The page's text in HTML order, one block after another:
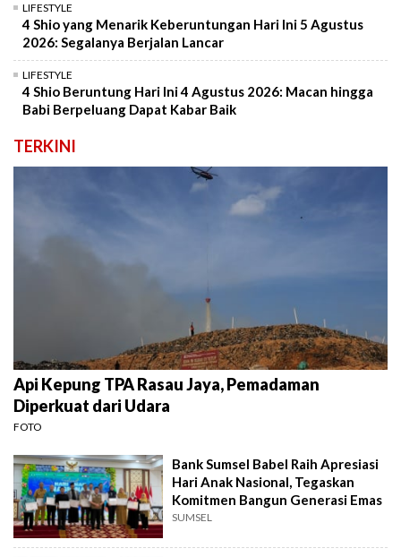
LIFESTYLE
4 Shio yang Menarik Keberuntungan Hari Ini 5 Agustus
2026: Segalanya Berjalan Lancar
LIFESTYLE
4 Shio Beruntung Hari Ini 4 Agustus 2026: Macan hingga
Babi Berpeluang Dapat Kabar Baik
TERKINI
Api Kepung TPA Rasau Jaya, Pemadaman
Diperkuat dari Udara
FOTO
Bank Sumsel Babel Raih Apresiasi
Hari Anak Nasional, Tegaskan
Komitmen Bangun Generasi Emas
SUMSEL